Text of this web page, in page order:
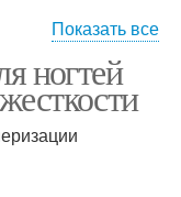
для гель-лака
Показать все
ногтей